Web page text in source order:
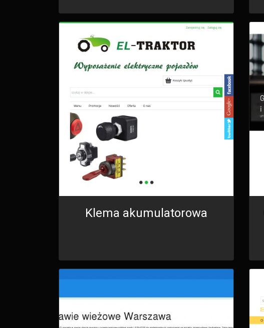
Klema akumulatorowa